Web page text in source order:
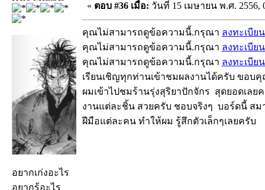
อยากเก่งอะไร
อยากรู้อะไร
« ตอบ #36 เมื่อ: วันที่ 15 เมษายน พ.ศ. 2556,
คุณไม่สามารถดูข้อความนี้.กรุณา ลงทะเบียน
คุณไม่สามารถดูข้อความนี้.กรุณา ลงทะเบียน
คุณไม่สามารถดูข้อความนี้.กรุณา ลงทะเบียน
เรียนเชิญทุกท่านเข้าชมผลงานได้ครับ ขอบ
ผมเข้าไปชมร้านรุ่งสุริยาปักจักร สุดยอดเล
งานแต่ละชิ้น สวยครับ ชอบจริงๆ บอร์ดนี้ ส
ฝีมือแต่ละคน ทำให้ผม รู้สึกตัวเล็กๆเลยครับ